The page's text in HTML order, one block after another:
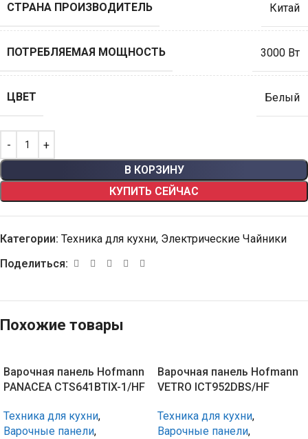
СТРАНА ПРОИЗВОДИТЕЛЬ Китай
ПОТРЕБЛЯЕМАЯ МОЩНОСТЬ 3000 Вт
ЦВЕТ Белый
В КОРЗИНУ
КУПИТЬ СЕЙЧАС
Категории: Техника для кухни, Электрические Чайники
Поделиться:
Похожие товары
Варочная панель Hofmann
PANACEA CTS641BTIX-1/HF
Техника для кухни,
Варочные панели,
Варочная панель Hofmann
VETRO ICT952DBS/HF
Техника для кухни,
Варочные панели,